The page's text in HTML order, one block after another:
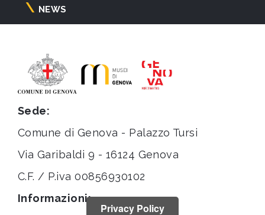
NEWS
Sede:
Comune di Genova - Palazzo Tursi
Via Garibaldi 9 - 16124 Genova
C.F. / P.iva 00856930102
Informazioni:
Privacy Policy